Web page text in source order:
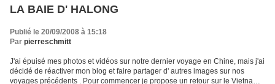
LA BAIE D' HALONG
Publié le 20/09/2008 à 15:18
Par pierreschmitt
J'ai épuisé mes photos et vidéos sur notre dernier voyage en Chine, mais j'ai
décidé de réactiver mon blog et faire partager d' autres images sur nos
voyages précédents . Pour commencer je propose un retour sur le Vietnam